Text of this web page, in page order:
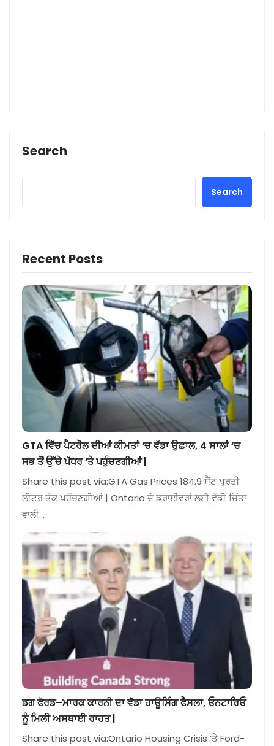
Search
Search
Recent Posts
GTA ਵਿੱਚ ਪੈਟਰੋਲ ਦੀਆਂ ਕੀਮਤਾਂ ‘ਚ ਵੱਡਾ ਉਛਾਲ, 4 ਸਾਲਾਂ ‘ਚ
ਸਭ ਤੋਂ ਉੱਚੇ ਪੱਧਰ ‘ਤੇ ਪਹੁੰਚਣਗੀਆਂ |
Share this post via:GTA Gas Prices 184.9 ਸੈਂਟ ਪ੍ਰਤੀ
ਲੀਟਰ ਤੱਕ ਪਹੁੰਚਣਗੀਆਂ | Ontario ਦੇ ਡਰਾਈਵਰਾਂ ਲਈ ਵੱਡੀ ਚਿੰਤਾ
ਵਾਲੀ…
ਡਗ ਫੋਰਡ–ਮਾਰਕ ਕਾਰਨੀ ਦਾ ਵੱਡਾ ਹਾਊਸਿੰਗ ਫੈਸਲਾ, ਓਨਟਾਰਿਓ
ਨੂੰ ਮਿਲੀ ਅਸਥਾਈ ਰਾਹਤ |
Share this post via:Ontario Housing Crisis ‘ਤੇ Ford-